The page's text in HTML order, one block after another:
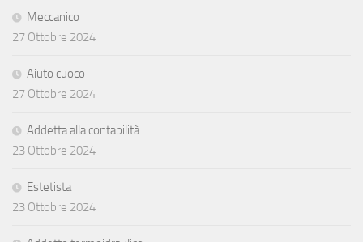
Meccanico
27 Ottobre 2024
Aiuto cuoco
27 Ottobre 2024
Addetta alla contabilità
23 Ottobre 2024
Estetista
23 Ottobre 2024